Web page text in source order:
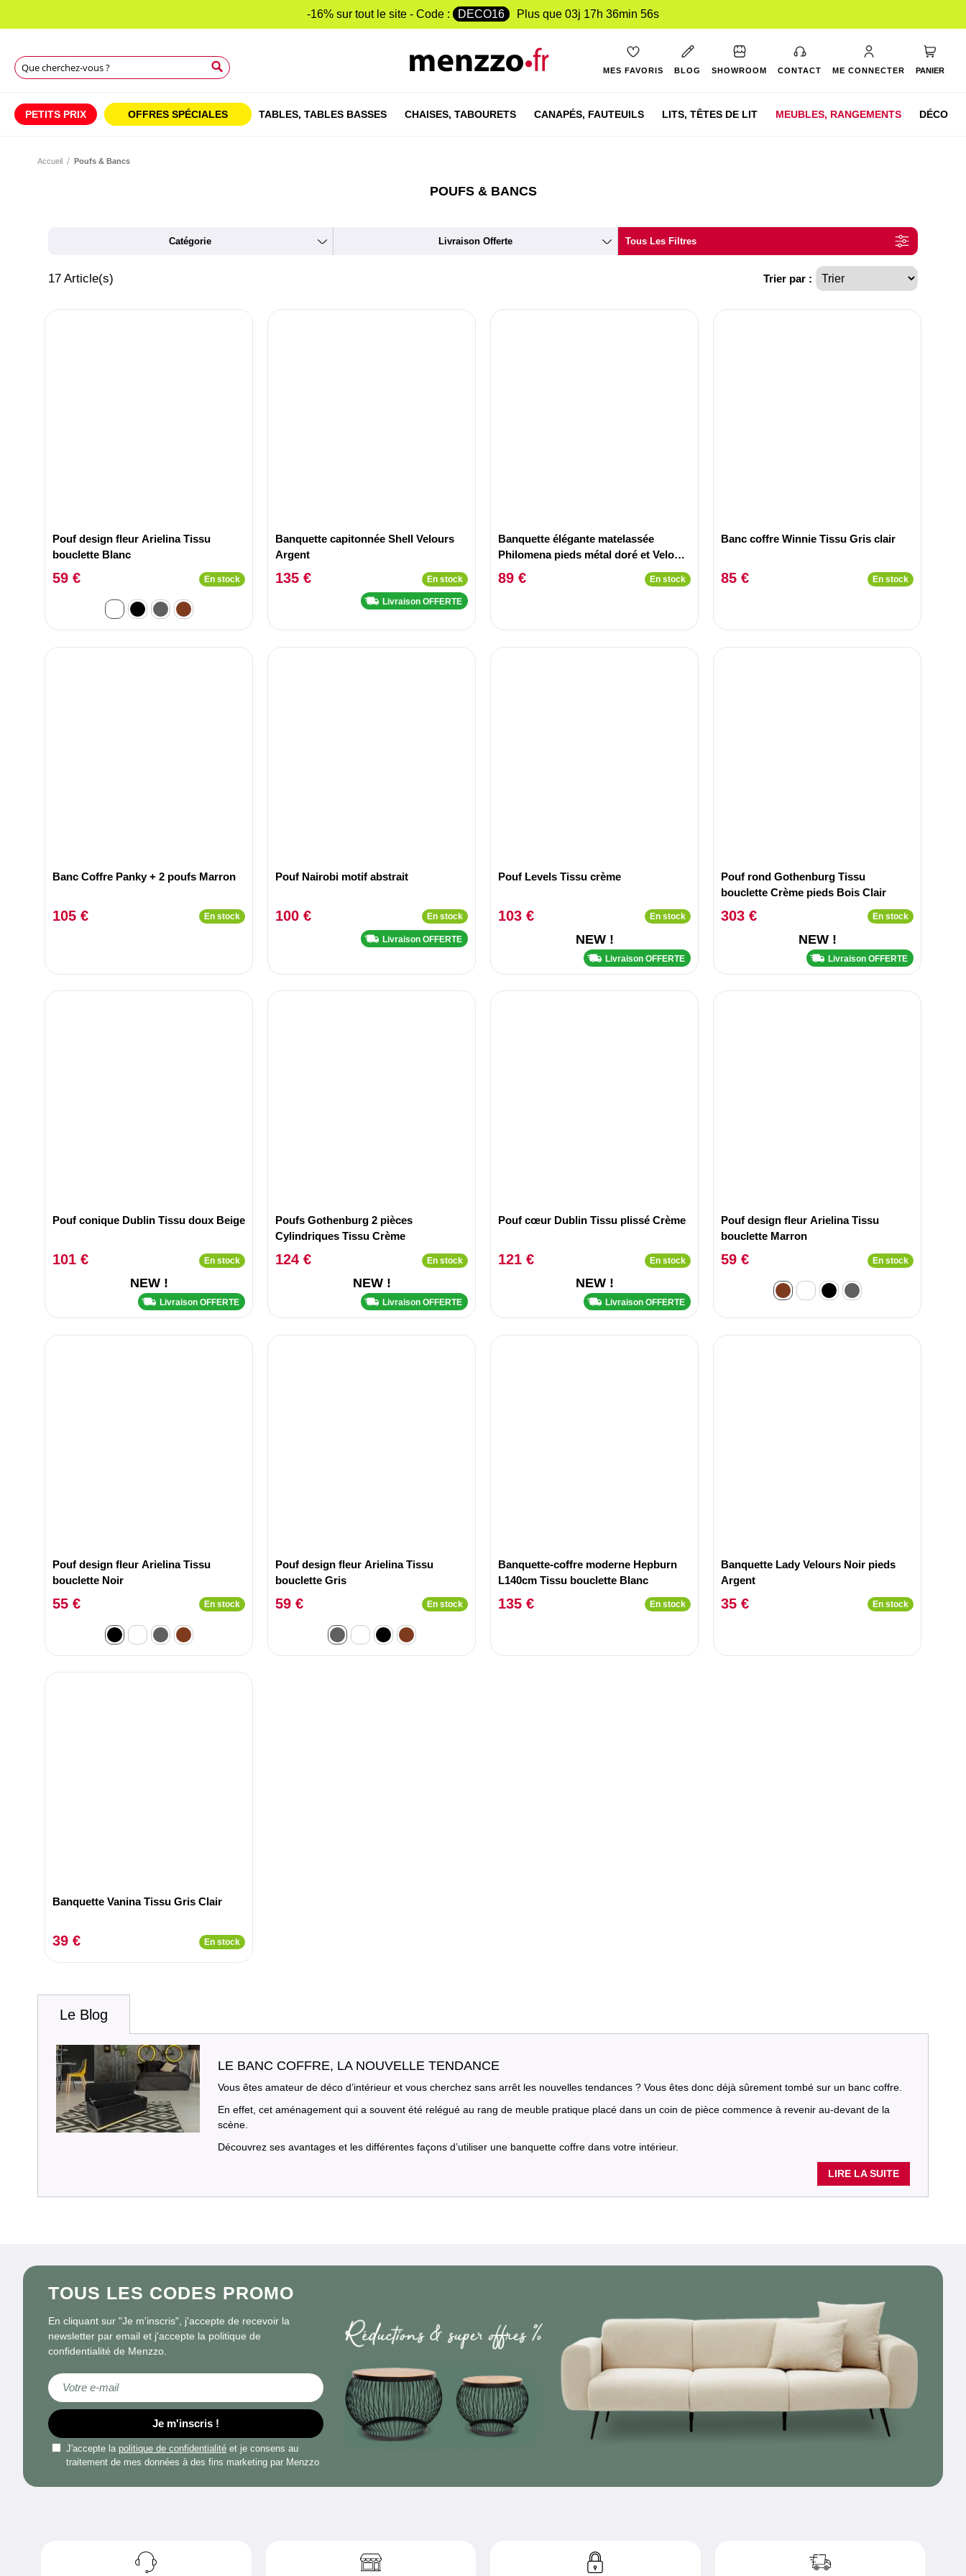
-16% sur tout le site - Code : DECO16 Plus que 03j 17h 36min 55s
Rechercher
MES FAVORIS BLOG SHOWROOM CONTACT ME CONNECTER PANIER
PETITS PRIX OFFRES SPÉCIALES TABLES, TABLES BASSES CHAISES, TABOURETS CANAPÉS, FAUTEUILS LITS, TÊTES DE LIT MEUBLES, RANGEMENTS DÉCO
Accueil Poufs & Bancs
POUFS & BANCS
Catégorie Livraison Offerte Tous Les Filtres
17 Article(s) Trier par :
Pouf design fleur Arielina Tissu
bouclette Blanc
59 € En stock
Banquette capitonnée Shell Velours
Argent
135 € En stock
Livraison OFFERTE
Banquette élégante matelassée
Philomena pieds métal doré et Velours
Beige
89 € En stock
Banc coffre Winnie Tissu Gris clair
85 € En stock
Banc Coffre Panky + 2 poufs Marron
105 € En stock
Pouf Nairobi motif abstrait
100 € En stock
Livraison OFFERTE
Pouf Levels Tissu crème
103 € En stock
NEW !
Livraison OFFERTE
Pouf rond Gothenburg Tissu
bouclette Crème pieds Bois Clair
303 € En stock
NEW !
Livraison OFFERTE
Pouf conique Dublin Tissu doux Beige
101 € En stock
NEW !
Livraison OFFERTE
Poufs Gothenburg 2 pièces
Cylindriques Tissu Crème
124 € En stock
NEW !
Livraison OFFERTE
Pouf cœur Dublin Tissu plissé Crème
121 € En stock
NEW !
Livraison OFFERTE
Pouf design fleur Arielina Tissu
bouclette Marron
59 € En stock
Pouf design fleur Arielina Tissu
bouclette Noir
55 € En stock
Pouf design fleur Arielina Tissu
bouclette Gris
59 € En stock
Banquette-coffre moderne Hepburn
L140cm Tissu bouclette Blanc
135 € En stock
Banquette Lady Velours Noir pieds
Argent
35 € En stock
Banquette Vanina Tissu Gris Clair
39 € En stock
Le Blog
LE BANC COFFRE, LA NOUVELLE TENDANCE
Vous êtes amateur de déco d’intérieur et vous cherchez sans arrêt les nouvelles tendances ? Vous êtes donc déjà sûrement tombé sur un banc coffre.
En effet, cet aménagement qui a souvent été relégué au rang de meuble pratique placé dans un coin de pièce commence à revenir au-devant de la
scène.
Découvrez ses avantages et les différentes façons d’utiliser une banquette coffre dans votre intérieur.
LIRE LA SUITE
TOUS LES CODES PROMO
En cliquant sur "Je m'inscris", j'accepte de recevoir la
newsletter par email et j'accepte la politique de
confidentialité de Menzzo.
Inscription à notre lettre d’information :
Je m'inscris !
J'accepte la politique de confidentialité et je consens au
traitement de mes données à des fins marketing par Menzzo